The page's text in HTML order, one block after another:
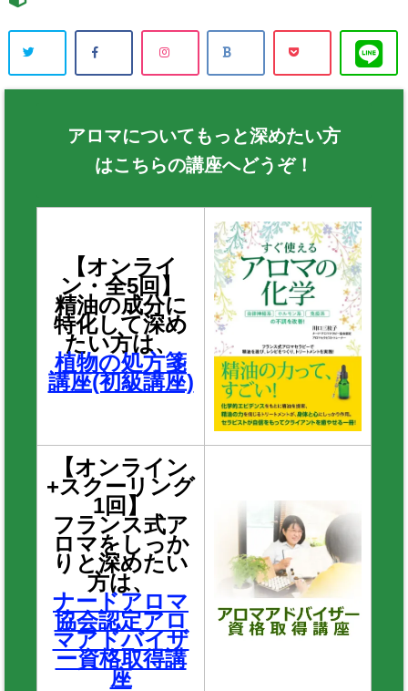
アロマについてもっと深めたい方
はこちらの講座へどうぞ！
【オンライ
ン・全5回】
精油の成分に
特化して深め
たい方は、
植物の処方箋
講座(初級講座)
【オンライン
+スクーリング
1回】
フランス式ア
ロマをしっか
りと深めたい
方は、
ナードアロマ
協会認定アロ
マアドバイザ
ー資格取得講
座